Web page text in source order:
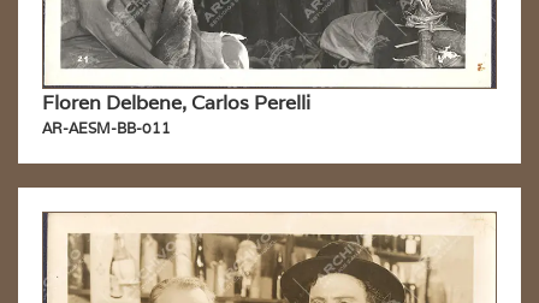
Floren Delbene, Carlos Perelli
AR-AESM-BB-011